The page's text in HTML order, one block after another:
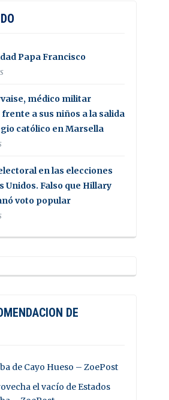
Papa Francisco
médico militar
a sus niños a la salida
católico en Marsella
en las elecciones
Unidos. Falso que Hillary
voto popular
DE
de Cayo Hueso – ZoePost
el vacío de Estados